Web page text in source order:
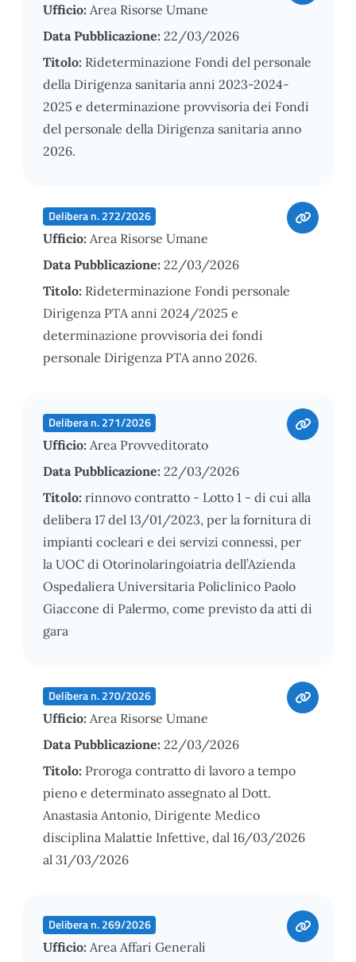
Ufficio: Area Risorse Umane
Data Pubblicazione: 22/03/2026
Titolo: Rideterminazione Fondi del personale
della Dirigenza sanitaria anni 2023-2024-
2025 e determinazione provvisoria dei Fondi
del personale della Dirigenza sanitaria anno
2026.
Delibera n. 272/2026
Ufficio: Area Risorse Umane
Data Pubblicazione: 22/03/2026
Titolo: Rideterminazione Fondi personale
Dirigenza PTA anni 2024/2025 e
determinazione provvisoria dei fondi
personale Dirigenza PTA anno 2026.
Delibera n. 271/2026
Ufficio: Area Provveditorato
Data Pubblicazione: 22/03/2026
Titolo: rinnovo contratto - Lotto 1 - di cui alla
delibera 17 del 13/01/2023, per la fornitura di
impianti cocleari e dei servizi connessi, per
la UOC di Otorinolaringoiatria dell’Azienda
Ospedaliera Universitaria Policlinico Paolo
Giaccone di Palermo, come previsto da atti di
gara
Delibera n. 270/2026
Ufficio: Area Risorse Umane
Data Pubblicazione: 22/03/2026
Titolo: Proroga contratto di lavoro a tempo
pieno e determinato assegnato al Dott.
Anastasia Antonio, Dirigente Medico
disciplina Malattie Infettive, dal 16/03/2026
al 31/03/2026
Delibera n. 269/2026
Ufficio: Area Affari Generali